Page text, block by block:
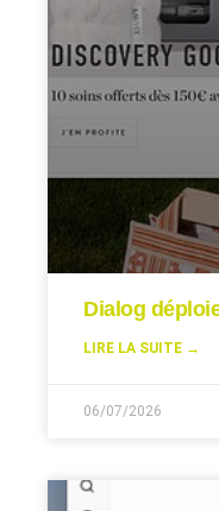
Dialog
LIRE LA SUITE →
06/07/2026